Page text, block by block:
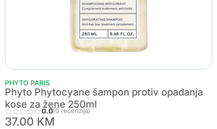
PHYTO PARIS
Phyto Phytocyane šampon protiv opadanja
kose za žene 250ml
0.0(0 recenzija)
37.00 KM